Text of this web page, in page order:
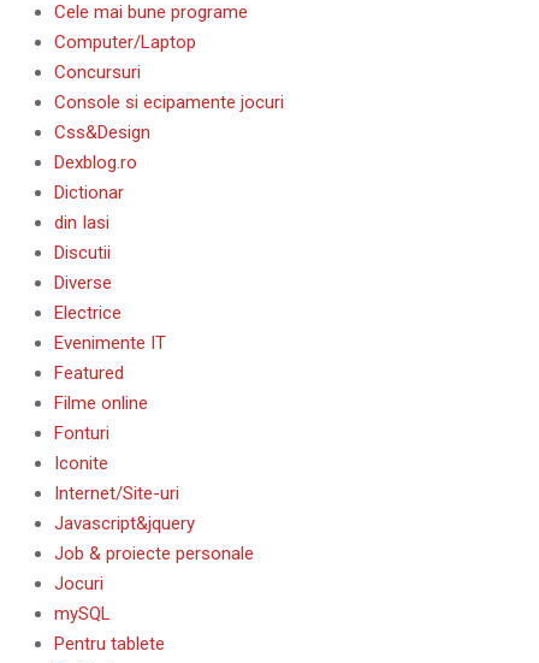
Cele mai bune programe
Computer/Laptop
Concursuri
Console si ecipamente jocuri
Css&Design
Dexblog.ro
Dictionar
din Iasi
Discutii
Diverse
Electrice
Evenimente IT
Featured
Filme online
Fonturi
Iconite
Internet/Site-uri
Javascript&jquery
Job & proiecte personale
Jocuri
mySQL
Pentru tablete